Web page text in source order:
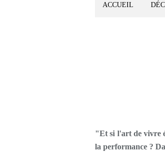
ACCUEIL
"Et si l'art de vivre
la performance ?